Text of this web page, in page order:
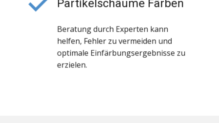
Beratung durch Experten kann
helfen, Fehler zu vermeiden und
optimale Einfärbungsergebnisse zu
erzielen.